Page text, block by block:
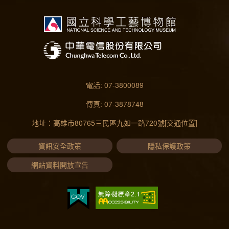
電話: 07-3800089
傳真: 07-3878748
地址：高雄市80765三民區九如一路720號[交通位置]
資訊安全政策
隱私保護政策
網站資料開放宣告